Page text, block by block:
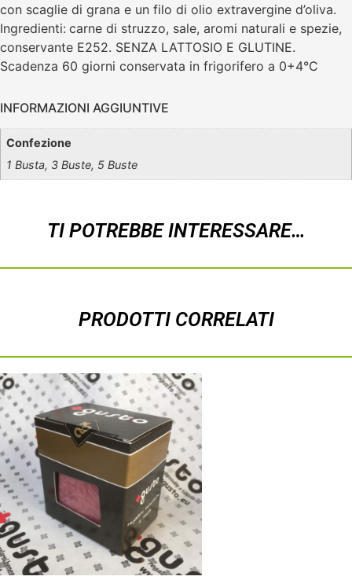
con scaglie di grana e un filo di olio extravergine d’oliva.
Ingredienti: carne di struzzo, sale, aromi naturali e spezie,
conservante E252. SENZA LATTOSIO E GLUTINE.
Scadenza 60 giorni conservata in frigorifero a 0+4°C
INFORMAZIONI AGGIUNTIVE
Confezione
1 Busta, 3 Buste, 5 Buste
TI POTREBBE INTERESSARE…
PRODOTTI CORRELATI